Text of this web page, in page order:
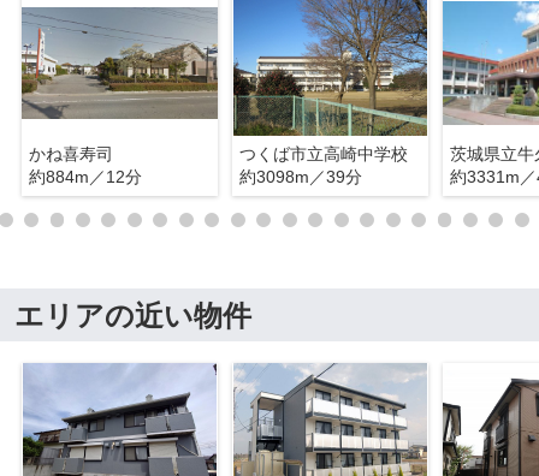
かね喜寿司
約884m／12分
つくば市立高崎中学校
約3098m／39分
茨城県立牛
約3331m
エリアの近い物件